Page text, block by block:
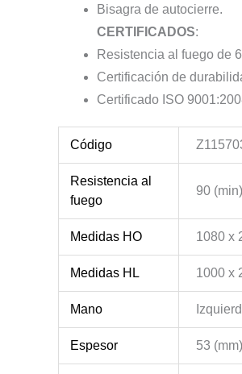
Bisagra de autocierre.
CERTIFICADOS:
Resistencia al fuego de
Certificación de
Certificado ISO
Código
Resistencia al
fuego
90 (min)
Medidas HO 1080 x
Medidas HL 1000 x
Mano
Espesor 53 (mm)